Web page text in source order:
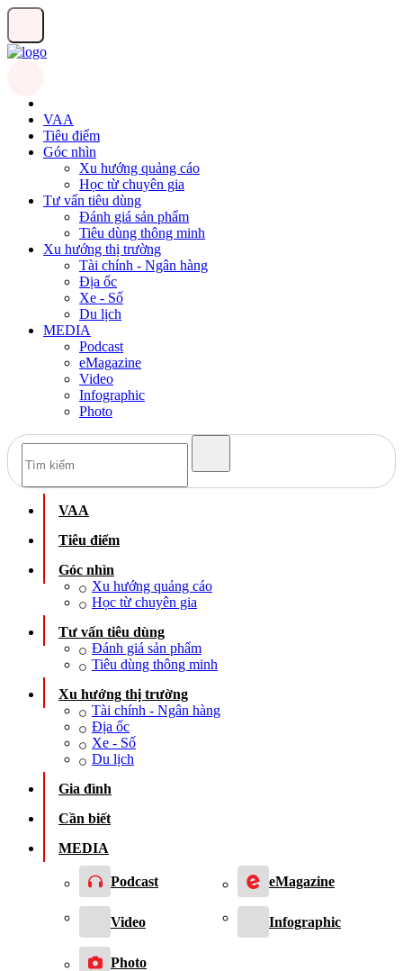
VAA
Tiêu điểm
Góc nhìn
Xu hướng quảng cáo
Học từ chuyên gia
Tư vấn tiêu dùng
Đánh giá sản phẩm
Tiêu dùng thông minh
Xu hướng thị trường
Tài chính - Ngân hàng
Địa ốc
Xe - Số
Du lịch
MEDIA
Podcast
eMagazine
Video
Infographic
Photo
VAA
Tiêu điểm
Góc nhìn
Xu hướng quảng cáo
Học từ chuyên gia
Tư vấn tiêu dùng
Đánh giá sản phẩm
Tiêu dùng thông minh
Xu hướng thị trường
Tài chính - Ngân hàng
Địa ốc
Xe - Số
Du lịch
Gia đình
Cần biết
MEDIA
Podcast eMagazine
Video Infographic
Photo